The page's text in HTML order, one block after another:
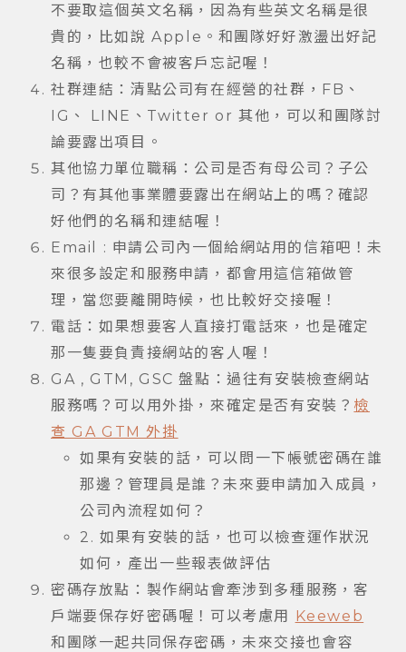
不要取這個英文名稱，因為有些英文名稱是很
貴的，比如說 Apple。和團隊好好激盪出好記
名稱，也較不會被客戶忘記喔！
社群連結：清點公司有在經營的社群，FB、
IG、 LINE、Twitter or 其他，可以和團隊討
論要露出項目。
其他協力單位職稱：公司是否有母公司？子公
司？有其他事業體要露出在網站上的嗎？確認
好他們的名稱和連結喔！
Email : 申請公司內一個給網站用的信箱吧！未
來很多設定和服務申請，都會用這信箱做管
理，當您要離開時候，也比較好交接喔！
電話：如果想要客人直接打電話來，也是確定
那一隻要負責接網站的客人喔！
GA , GTM, GSC 盤點：過往有安裝檢查網站
服務嗎？可以用外掛，來確定是否有安裝？ 檢
查 GA GTM 外掛
如果有安裝的話，可以問一下帳號密碼在誰
那邊？管理員是誰？未來要申請加入成員，
公司內流程如何？
2. 如果有安裝的話，也可以檢查運作狀況
如何，產出一些報表做評估
密碼存放點：製作網站會牽涉到多種服務，客
戶端要保存好密碼喔！可以考慮用 Keeweb
和團隊一起共同保存密碼，未來交接也會容